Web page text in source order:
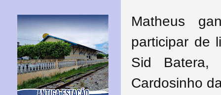
Matheus
participar de
Sid Batera,
Cardosinho